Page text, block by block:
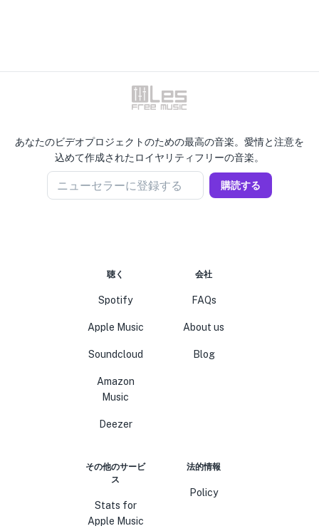
あなたのビデオプロジェクトのための最高の音楽。愛情と注意を
込めて作成されたロイヤリティフリーの音楽。
ニューセラーに登録する 購読する
聴く
Spotify
Apple Music
Soundcloud
Amazon
Music
Deezer
会社
FAQs
About us
Blog
その他のサービ
ス
Stats for
Apple Music
法的情報
Policy